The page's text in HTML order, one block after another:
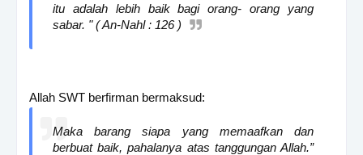
itu adalah lebih baik bagi orang- orang yang
sabar. " ( An-Nahl : 126 )
Allah SWT berfirman bermaksud:
Maka barang siapa yang memaafkan dan
berbuat baik, pahalanya atas tanggungan Allah.”